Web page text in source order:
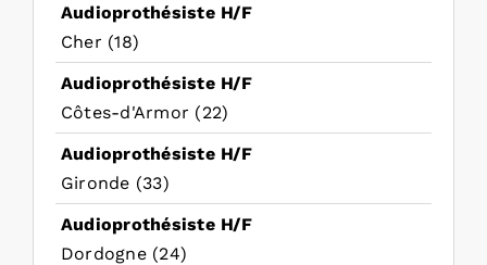
Audioprothésiste H/F
Cher (18)
Audioprothésiste H/F
Côtes-d'Armor (22)
Audioprothésiste H/F
Gironde (33)
Audioprothésiste H/F
Dordogne (24)